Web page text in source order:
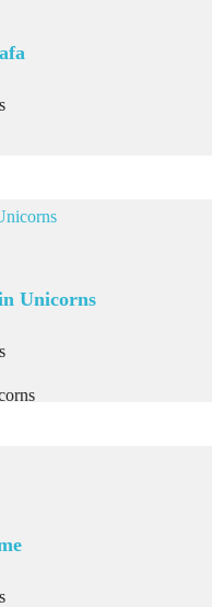
Unicorns